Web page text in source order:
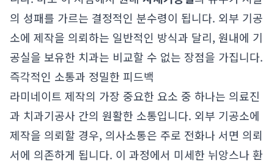
의 성패를 가르는 결정적인 분수령이 됩니다. 외부 기공
소에 제작을 의뢰하는 일반적인 방식과 달리, 원내에 기
공실을 보유한 치과는 비교할 수 없는 장점을 가집니다.
즉각적인 소통과 정밀한 피드백
라미네이트 제작의 가장 중요한 요소 중 하나는 의료진
과 치과기공사 간의 원활한 소통입니다. 외부 기공소에
제작을 의뢰할 경우, 의사소통은 주로 전화나 서면 의뢰
서에 의존하게 됩니다. 이 과정에서 미세한 뉘앙스나 환